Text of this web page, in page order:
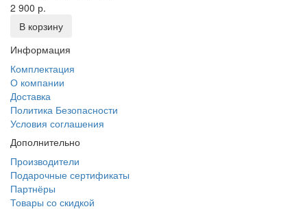
2 900 р.
В корзину
Информация
Комплектация
О компании
Доставка
Политика Безопасности
Условия соглашения
Дополнительно
Производители
Подарочные сертификаты
Партнёры
Товары со скидкой